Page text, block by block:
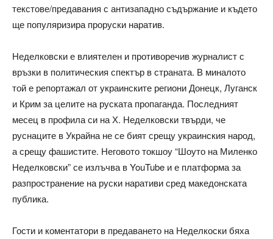
текстове/предавания с антизападно съдържание и където
ще популяризира проруски наратив.
Неделковски е влиятелен и противоречив журналист с
връзки в политическия спектър в страната. В миналото
той е репортажал от украинските региони Донецк, Луганск
и Крим за целите на руската пропаганда. Последният
месец в профила си на Х. Неделковски твърди, че
руснаците в Украйна не се бият срещу украинския народ,
а срещу фашистите. Неговото токшоу “Шоуто на Миленко
Неделковски” се излъчва в YouTube и е платформа за
разпространение на руски наративи сред македонската
публика.
Гости и коментатори в предаването на Неделкоски бяха